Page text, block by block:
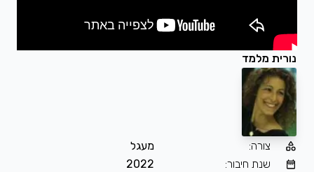
נורית מלמד
צורה:
מעגל
שנת חיבור:
2022